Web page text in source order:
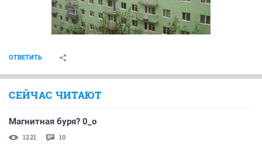
ОТВЕТИТЬ
СЕЙЧАС ЧИТАЮТ
Магнитная буря? 0_o
1221 10